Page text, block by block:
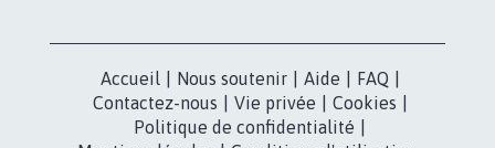
Accueil Nous soutenir Aide FAQ
Contactez-nous
Vie privée Cookies
Politique de confidentialité